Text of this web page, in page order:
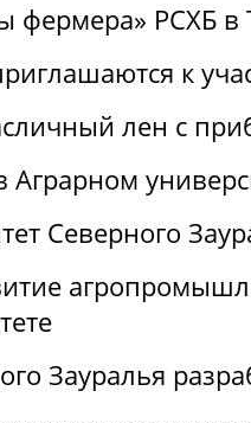
фермера» РСХБ
к
лен с
Северного
Зауралья